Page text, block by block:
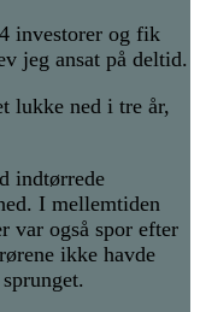
investorer og fik
jeg ansat på deltid.
lukke ned i tre år,
indtørrede
I mellemtiden
var også spor efter
ikke havde